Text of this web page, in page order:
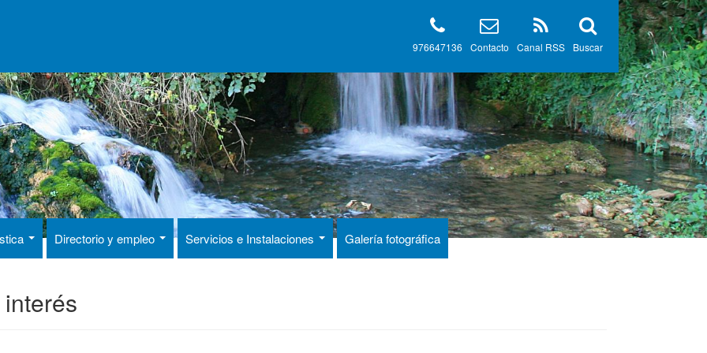
Buscar
Canal RSS
Contacto
976647136
Directorio y empleo Servicios e Instalaciones Galería fotográfica